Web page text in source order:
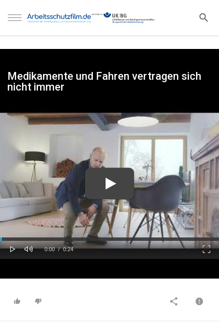
Medikamente und Fahren vertragen sich
nicht immer
Play Mute
Current
0:00 / Duration
0:24